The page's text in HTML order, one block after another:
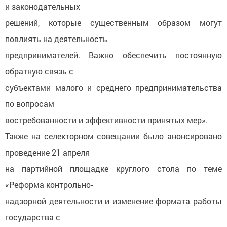
и законодательных
решений, которые существенным образом могут
повлиять на деятельность
предпринимателей. Важно обеспечить постоянную
обратную связь с
субъектами малого и среднего предпринимательства
по вопросам
востребованности и эффективности принятых мер».
Также на селекторном совещании было анонсировано
проведение 21 апреля
на партийной площадке круглого стола по теме
«Реформа контрольно-
надзорной деятельности и изменение формата работы
государства с